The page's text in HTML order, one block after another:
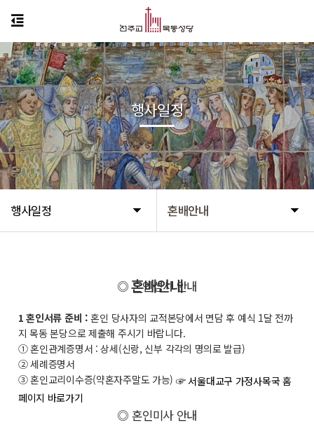
행사일정 혼배안내
행사일정
혼배안내
◎ 혼인성사 안내
1 혼인서류 준비 : 혼인 당사자의 교적본당에서 면담 후 예식 1달 전까
지 목동 본당으로 제출해 주시기 바랍니다.
① 혼인관계증명서 : 상세(신랑, 신부 각각의 명의로 발급)
② 세례증명서
③ 혼인교리이수증(약혼자주말도 가능) ☞ 서울대교구 가정사목국 홈
페이지 바로가기
◎ 혼인미사 안내